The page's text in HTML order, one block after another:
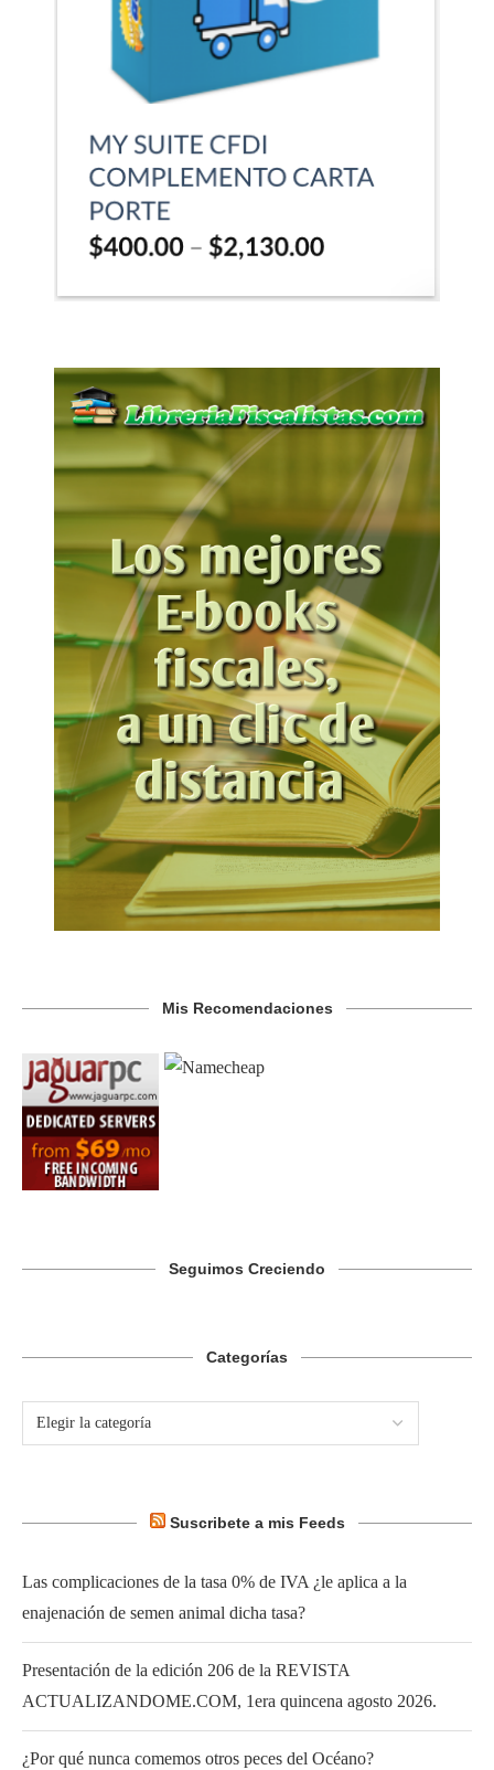
Mis Recomendaciones
Seguimos Creciendo
Categorías
Suscribete a mis Feeds
Las complicaciones de la tasa 0% de IVA ¿le aplica a la
enajenación de semen animal dicha tasa?
Presentación de la edición 206 de la REVISTA
ACTUALIZANDOME.COM, 1era quincena agosto 2026.
¿Por qué nunca comemos otros peces del Océano?